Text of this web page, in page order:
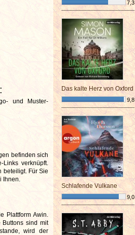
und Muster-
befinden sich
Links verknüpft.
beteiligt. Für Sie
Ihnen.
Plattform Awin.
Buttons sind mit
wird der
7,3
¯¯¯¯¯¯¯¯¯¯¯¯¯¯¯¯¯¯¯¯¯¯¯¯
Das kalte Herz von Oxford
9,8
¯¯¯¯¯¯¯¯¯¯¯¯¯¯¯¯¯¯¯¯¯¯¯¯
Schlafende Vulkane
9,0
¯¯¯¯¯¯¯¯¯¯¯¯¯¯¯¯¯¯¯¯¯¯¯¯